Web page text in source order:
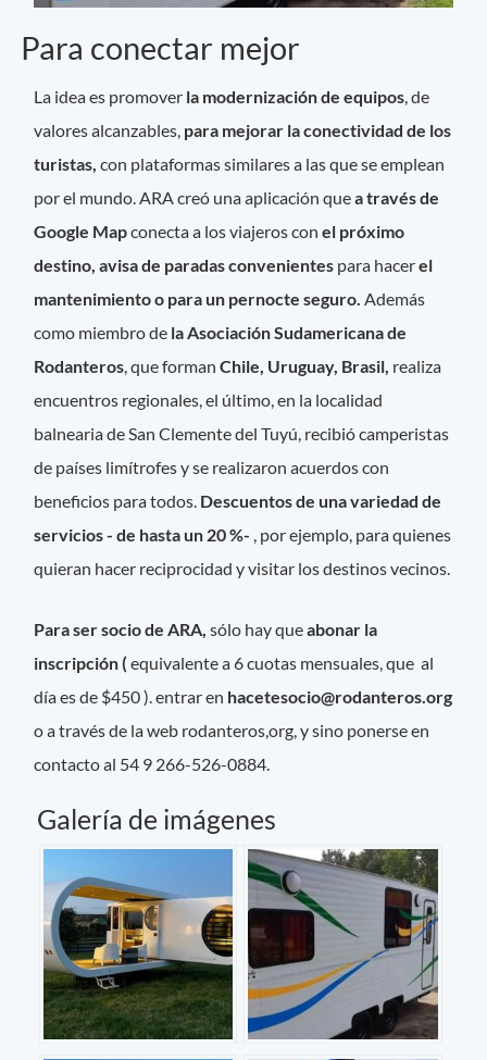
Para conectar mejor
La idea es promover la modernización de equipos, de
valores alcanzables, para mejorar la conectividad de los
turistas, con plataformas similares a las que se emplean
por el mundo. ARA creó una aplicación quea través de
Google Mapconecta a los viajeros conel próximo
destino, avisa de paradas convenientes para hacerel
mantenimiento o para un pernocte seguro.Además
como miembro de la Asociación Sudamericana de
Rodanteros, que formanChile, Uruguay, Brasil, realiza
encuentros regionales, el último, en la localidad
balnearia de San Clemente del Tuyú, recibió camperistas
de países limítrofes y se realizaron acuerdos con
beneficios para todos. Descuentos de una variedad de
servicios - de hasta un 20 %- , por ejemplo, para quienes
quieran hacer reciprocidad y visitar los destinos vecinos.
Para ser socio de ARA, sólo hay queabonar la
inscripción ( equivalente a 6 cuotas mensuales, que al
día es de $450 ). entrar en hacetesocio@rodanteros.org
o a través de la web rodanteros,org, y sino ponerse en
contacto al 54 9 266-526-0884.
Galería de imágenes